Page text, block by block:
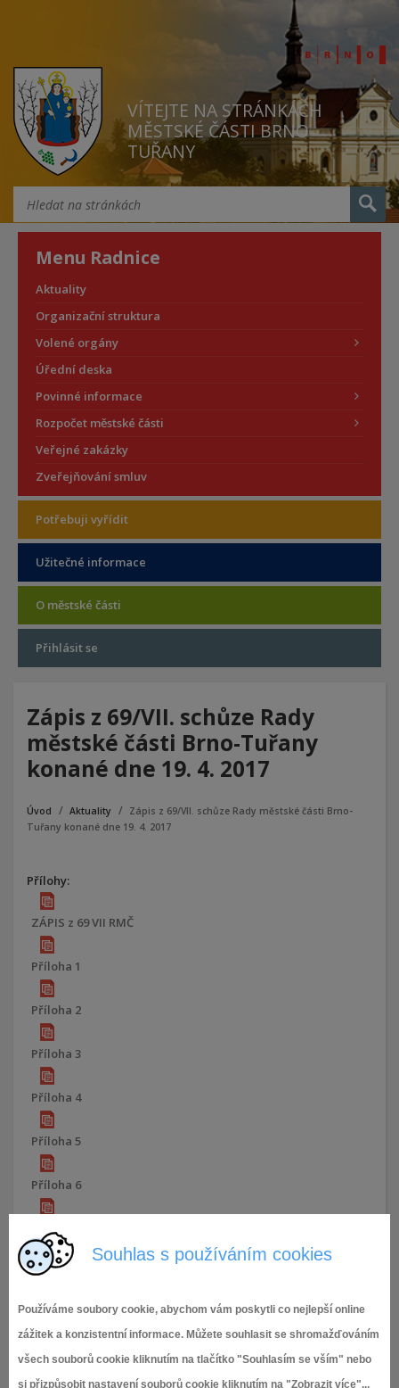
Souhlas s používáním cookies
Používáme soubory cookie, abychom vám poskytli co nejlepší online
zážitek a konzistentní informace. Můžete souhlasit se shromažďováním
všech souborů cookie kliknutím na tlačítko "Souhlasím se vším" nebo
si přizpůsobit nastavení souborů cookie kliknutím na "Zobrazit více"...
VÍTEJTE NA STRÁNKÁCH
MĚSTSKÉ ČÁSTI BRNO
TUŘANY
Menu Radnice
Aktuality
Organizační struktura
Volené orgány
Úřední deska
Povinné informace
Rozpočet městské části
Veřejné zakázky
Zveřejňování smluv
Potřebuji vyřídit
Užitečné informace
O městské části
Přihlásit se
Zápis z 69/VII. schůze Rady
městské části Brno-Tuřany
konané dne 19. 4. 2017
Úvod Aktuality
Zápis z 69/VII. schůze Rady městské části Brno-
Tuřany konané dne 19. 4. 2017
Přílohy:
ZÁPIS z 69 VII RMČ
Příloha 1
Příloha 2
Příloha 3
Příloha 4
Příloha 5
Příloha 6
Příloha 7
Příloha 8
Příloha 9
Příloha 10